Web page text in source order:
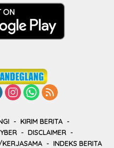
KIRIM BERITA
DISCLAIMER
INDEKS BERITA